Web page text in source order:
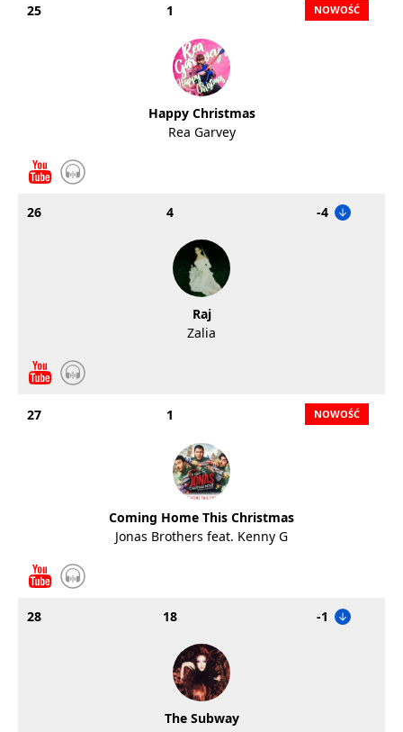
25 1
Happy Christmas
Rea Garvey
26 4 -4
Raj
Zalia
27 1
Coming Home This Christmas
Jonas Brothers feat. Kenny G
28 18 -1
The Subway